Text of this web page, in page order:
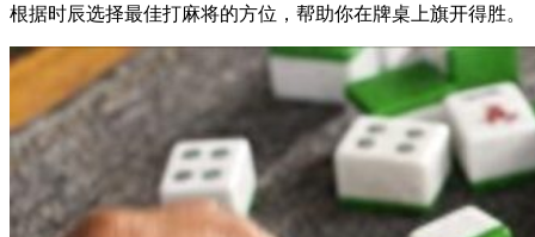
根据时辰选择最佳打麻将的方位，帮助你在牌桌上旗开得胜。